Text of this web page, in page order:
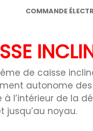
COMMANDE
de caisse
autonome
à l’intérieur de la
jusqu’au noyau.